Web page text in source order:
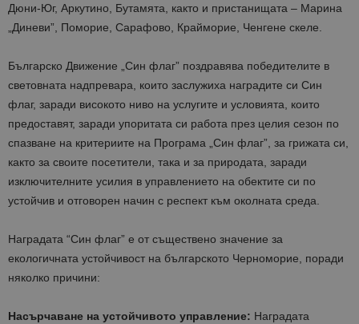
Дюни-Юг, Аркутино, Бутамята, както и пристанищата – Марина
„Диневи”, Поморие, Сарафово, Крайморие, Ченгене скеле.
Българско Движение „Син флаг” поздравява победителите в
световната надпревара, които заслужиха наградите си Син
флаг, заради високото ниво на услугите и условията, които
предоставят, заради упоритата си работа през целия сезон по
спазване на критериите на Програма „Син флаг”, за грижата си,
както за своите посетители, така и за природата, заради
изключителните усилия в управлението на обектите си по
устойчив и отговорен начин с респект към околната среда.
Наградата “Син флаг” е от съществено значение за
екологичната устойчивост на българското Черноморие, поради
няколко причини:
Насърчаване на устойчивото управление: Наградата